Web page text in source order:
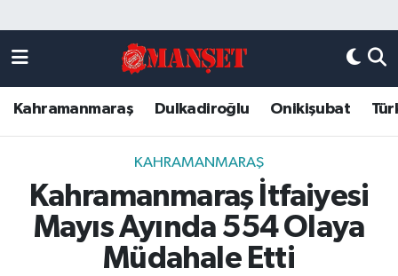
Kahramanmaraş Dulkadiroğlu Onikişubat
KAHRAMANMARAŞ
Kahramanmaraş İtfaiyesi
Mayıs Ayında 554 Olaya
Müdahale Etti
DULKADİROĞLU
KAHRAMANMARAŞ
ONİKİŞUBAT
ÖZEL HABER
Kahramanmaraş Nöbetçi Eczaneler
Kahramanmaraş Hava Durumu
Kahramanmaraş Trafik Yoğunluk Haritası
Süper Lig Puan Durumu ve Fikstür
Tüm Manşetler